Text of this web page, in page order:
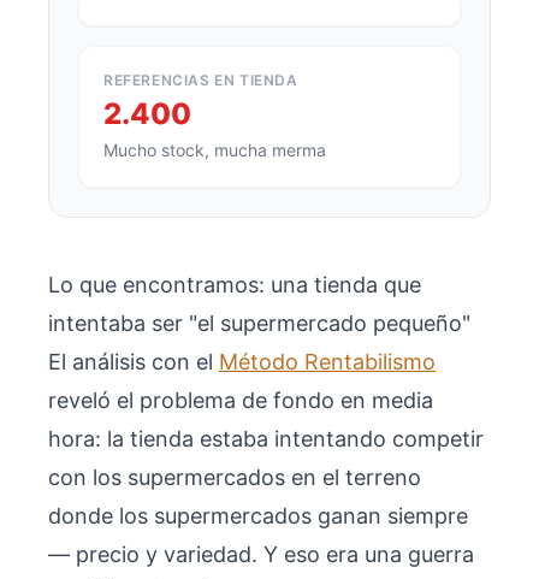
REFERENCIAS EN TIENDA
2.400
Mucho stock, mucha merma
Lo que encontramos: una tienda que
intentaba ser "el supermercado pequeño"
El análisis con el Método Rentabilismo
reveló el problema de fondo en media
hora: la tienda estaba intentando competir
con los supermercados en el terreno
donde los supermercados ganan siempre
— precio y variedad. Y eso era una guerra